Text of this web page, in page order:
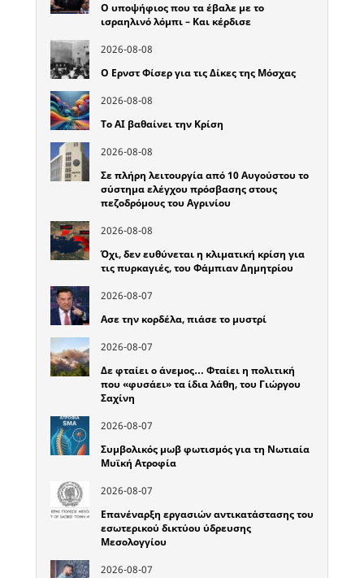
Ο υποψήφιος που τα έβαλε με το
ισραηλινό λόμπι – Και κέρδισε
2026-08-08
Ο Ερνστ Φίσερ για τις Δίκες της Μόσχας
2026-08-08
Το ΑΙ βαθαίνει την Κρίση
2026-08-08
Σε πλήρη λειτουργία από 10 Αυγούστου το
σύστημα ελέγχου πρόσβασης στους
πεζοδρόμους του Αγρινίου
2026-08-08
Όχι, δεν ευθύνεται η κλιματική κρίση για
τις πυρκαγιές, του Φάμπιαν Δημητρίου
2026-08-07
Ασε την κορδέλα, πιάσε το μυστρί
2026-08-07
Δε φταίει ο άνεμος… Φταίει η πολιτική
που «φυσάει» τα ίδια λάθη, του Γιώργου
Σαχίνη
2026-08-07
Συμβολικός μωβ φωτισμός για τη Νωτιαία
Μυϊκή Ατροφία
2026-08-07
Επανέναρξη εργασιών αντικατάστασης του
εσωτερικού δικτύου ύδρευσης
Μεσολογγίου
2026-08-07